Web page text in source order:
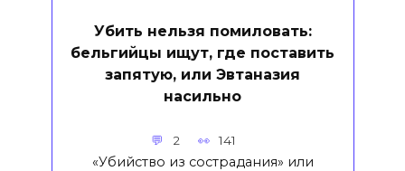
Убить нельзя помиловать:
бельгийцы ищут, где поставить
запятую, или Эвтаназия
насильно
2 141
«Убийство из сострадания» или